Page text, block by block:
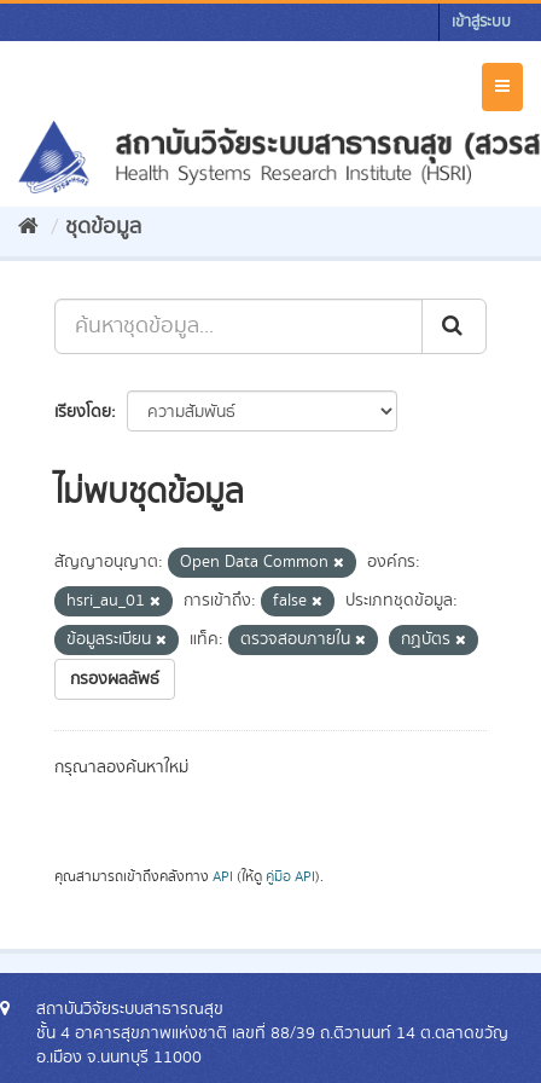
Skip
to
เข้าสู่ระบบ
ชุดข้อมูล
เรียงโดย
ไม่พบชุดข้อมูล
สัญญาอนุญาต: Open Data Common
องค์กร:
hsri_au_01
การเข้าถึง: false
ประเภทชุดข้อมูล:
ข้อมูลระเบียน
แท็ค: ตรวจสอบภายใน
กฏบัตร
กรองผลลัพธ์
กรุณาลองค้นหาใหม่
คุณสามารถเข้าถึงคลังทาง API (ให้ดู คู่มือ API).
สถาบันวิจัยระบบสาธารณสุข
ชั้น 4 อาคารสุขภาพแห่งชาติ เลขที่ 88/39 ถ.ติวานนท์ 14 ต.ตลาดขวัญ
อ.เมือง จ.นนทบุรี 11000